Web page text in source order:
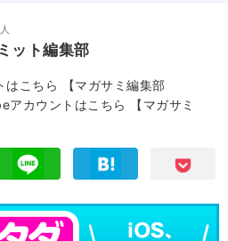
ット編集部
はこちら
【マガサミ編集部
アカウントはこちら
【マガサミ